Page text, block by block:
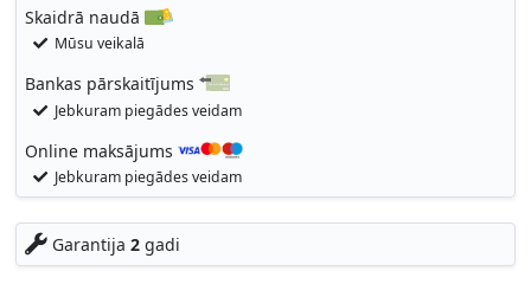
Skaidrā naudā
Mūsu veikalā
Bankas pārskaitījums
Jebkuram piegādes veidam
Online maksājums
Jebkuram piegādes veidam
Garantija 2gadi